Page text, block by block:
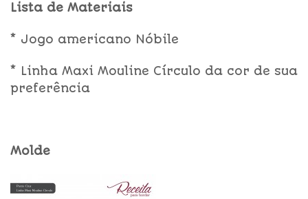
Lista de Materiais
* Jogo americano Nóbile
* Linha Maxi Mouline Círculo da cor de sua
preferência
Molde